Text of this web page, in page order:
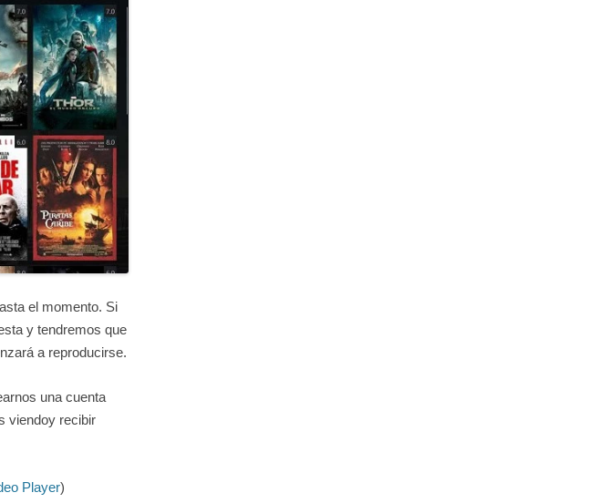
el momento. Si
y tendremos que
a reproducirse.
una cuenta
viendoy recibir
Player)